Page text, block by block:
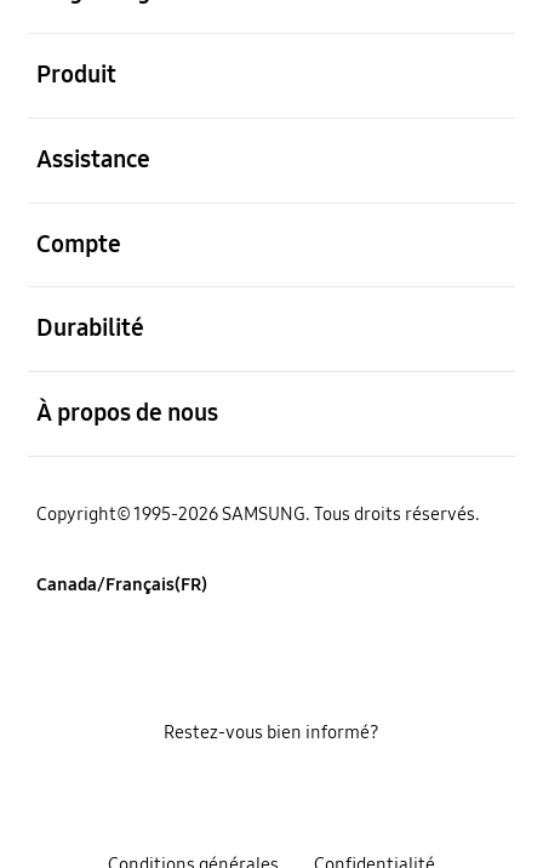
Produit
Assistance
Compte
Durabilité
À propos de nous
Copyright© 1995-2026 SAMSUNG. Tous droits réservés.
Canada/Français(FR)
Restez-vous bien informé?